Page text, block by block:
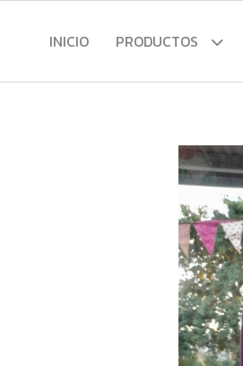
INICIO PRODUCTOS